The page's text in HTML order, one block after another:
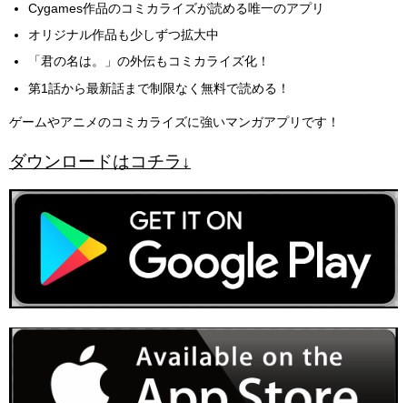
Cygames作品のコミカライズが読める唯一のアプリ
オリジナル作品も少しずつ拡大中
「君の名は。」の外伝もコミカライズ化！
第1話から最新話まで制限なく無料で読める！
ゲームやアニメのコミカライズに強いマンガアプリです！
ダウンロードはコチラ↓